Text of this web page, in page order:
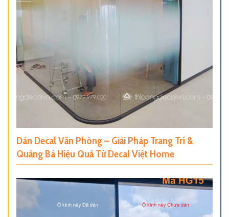
Dán Decal Văn Phòng – Giải Pháp Trang Trí &
Quảng Bá Hiệu Quả Từ Decal Việt Home